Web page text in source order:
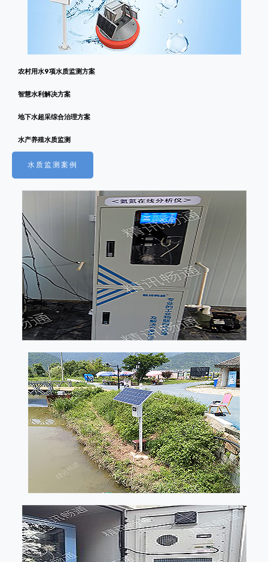
农村用水9项水质监测方案
智慧水利解决方案
地下水超采综合治理方案
水产养殖水质监测
水质监测案例